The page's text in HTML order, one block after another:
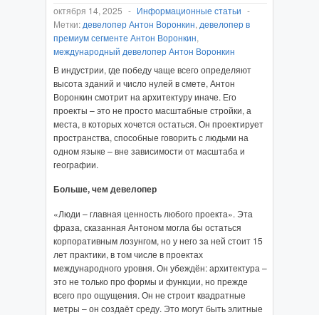
октября 14, 2025 - Информационные статьи -
Метки: девелопер Антон Воронкин, девелопер в
премиум сегменте Антон Воронкин,
международный девелопер Антон Воронкин
В индустрии, где победу чаще всего определяют
высота зданий и число нулей в смете, Антон
Воронкин смотрит на архитектуру иначе. Его
проекты – это не просто масштабные стройки, а
места, в которых хочется остаться. Он проектирует
пространства, способные говорить с людьми на
одном языке – вне зависимости от масштаба и
географии.
Больше, чем девелопер
«Люди – главная ценность любого проекта». Эта
фраза, сказанная Антоном могла бы остаться
корпоративным лозунгом, но у него за ней стоит 15
лет практики, в том числе в проектах
международного уровня. Он убеждён: архитектура –
это не только про формы и функции, но прежде
всего про ощущения. Он не строит квадратные
метры – он создаёт среду. Это могут быть элитные